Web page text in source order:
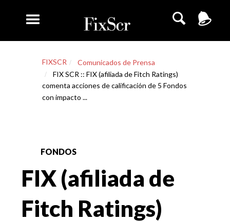
FIXSCR
Comunicados de Prensa
FIX SCR :: FIX (afiliada de Fitch Ratings)
comenta acciones de calificación de 5 Fondos
con impacto ...
FONDOS
FIX (afiliada de
Fitch Ratings)